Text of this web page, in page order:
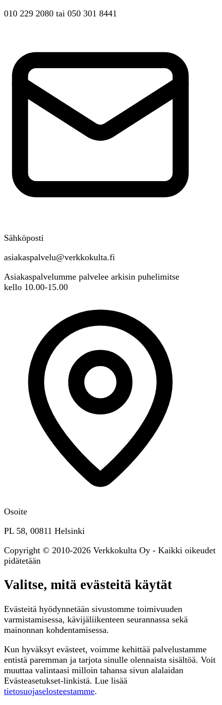
010 229 2080 tai 050 301 8441
Sähköposti
asiakaspalvelu@verkkokulta.fi
Asiakaspalvelumme palvelee arkisin puhelimitse
kello 10.00-15.00
Osoite
PL 58, 00811 Helsinki
Copyright © 2010-2026 Verkkokulta Oy - Kaikki oikeudet
pidätetään
Valitse, mitä evästeitä käytät
Evästeitä hyödynnetään sivustomme toimivuuden
varmistamisessa, kävijäliikenteen seurannassa sekä
mainonnan kohdentamisessa.
Kun hyväksyt evästeet, voimme kehittää palvelustamme
entistä paremman ja tarjota sinulle olennaista sisältöä. Voit
muuttaa valintaasi milloin tahansa sivun alalaidan
Evästeasetukset-linkistä. Lue lisää
tietosuojaselosteestamme.